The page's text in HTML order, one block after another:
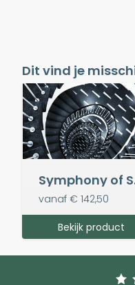
Dit vind je
vanaf € 142,50
Bekijk product